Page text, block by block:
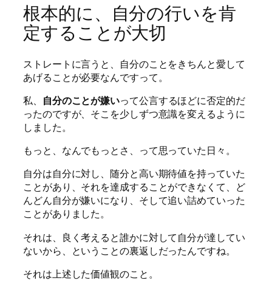
根本的に、自分の行いを肯
定することが大切
ストレートに言うと、自分のことをきちんと愛して
あげることが必要なんですって。
私、 自分のことが嫌いって公言するほどに否定的だ
ったのですが、そこを少しずつ意識を変えるように
しました。
もっと、なんでもっとさ、って思っていた日々。
自分は自分に対し、随分と高い期待値を持っていた
ことがあり、それを達成することができなくて、ど
んどん自分が嫌いになり、そして追い詰めていった
ことがありました。
それは、良く考えると誰かに対して自分が達してい
ないから、ということの裏返しだったんですね。
それは上述した価値観のこと。